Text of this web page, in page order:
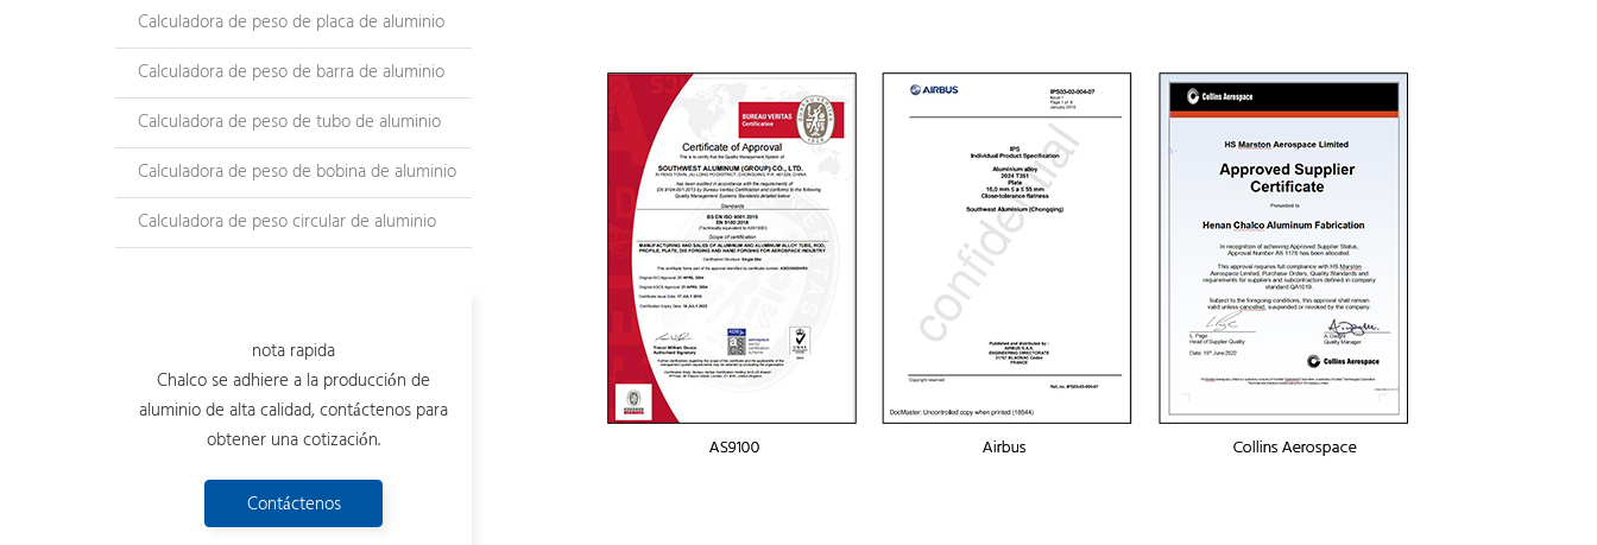
Calculadora de peso de placa de aluminio
Calculadora de peso de barra de aluminio
Calculadora de peso de tubo de aluminio
Calculadora de peso de bobina de aluminio
Calculadora de peso circular de aluminio
nota rapida
Chalco se adhiere a la producción de
aluminio de alta calidad, contáctenos para
obtener una cotización.
Contáctenos